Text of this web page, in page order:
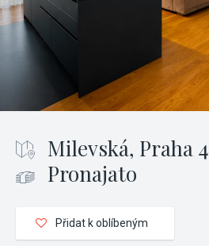
Milevská, Praha 4
Pronajato
Přidat k oblíbeným